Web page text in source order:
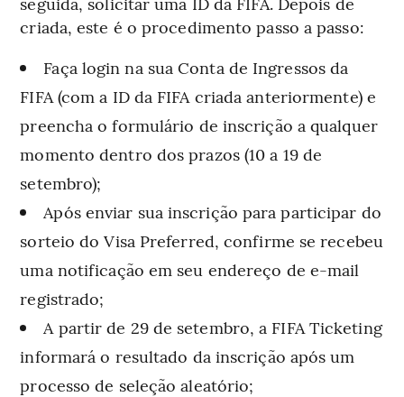
criada, este é o procedimento passo a passo:
Faça login na sua Conta de Ingressos da
FIFA (com a ID da FIFA criada anteriormente) e
preencha o formulário de inscrição a qualquer
momento dentro dos prazos (10 a 19 de
setembro);
Após enviar sua inscrição para participar do
sorteio do Visa Preferred, confirme se recebeu
uma notificação em seu endereço de e-mail
registrado;
A partir de 29 de setembro, a FIFA Ticketing
informará o resultado da inscrição após um
processo de seleção aleatório;